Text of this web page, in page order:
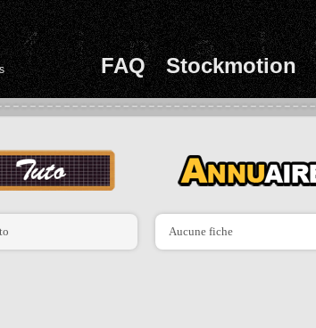
FAQ Stockmotion
Aucune fiche